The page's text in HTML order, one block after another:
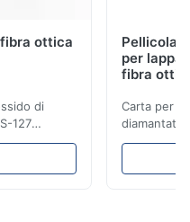
ottica
di
127
Il
rivestita
Pellicola
per
fibra
Carta per
diamantata
patch in